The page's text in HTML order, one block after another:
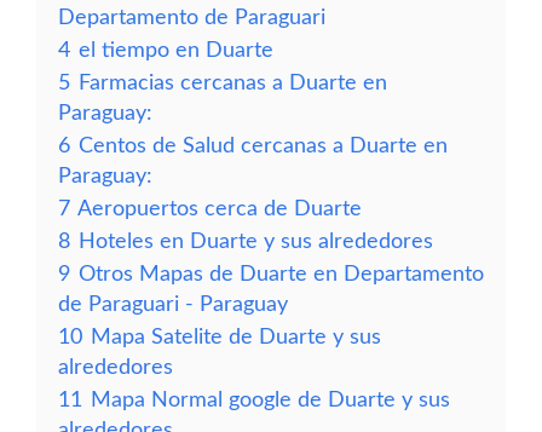
Departamento de Paraguari
4 el tiempo en Duarte
5 Farmacias cercanas a Duarte en
Paraguay:
6 Centos de Salud cercanas a Duarte en
Paraguay:
7 Aeropuertos cerca de Duarte
8 Hoteles en Duarte y sus alrededores
9 Otros Mapas de Duarte en Departamento
de Paraguari - Paraguay
10 Mapa Satelite de Duarte y sus
alrededores
11
Mapa Normal google de Duarte y sus